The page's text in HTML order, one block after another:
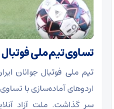
تساوی تیم ملی
تیم ملی فوتبال جوانان
اردو‌های آماده‌سازی با
سر گذاشت. ملت آزاد